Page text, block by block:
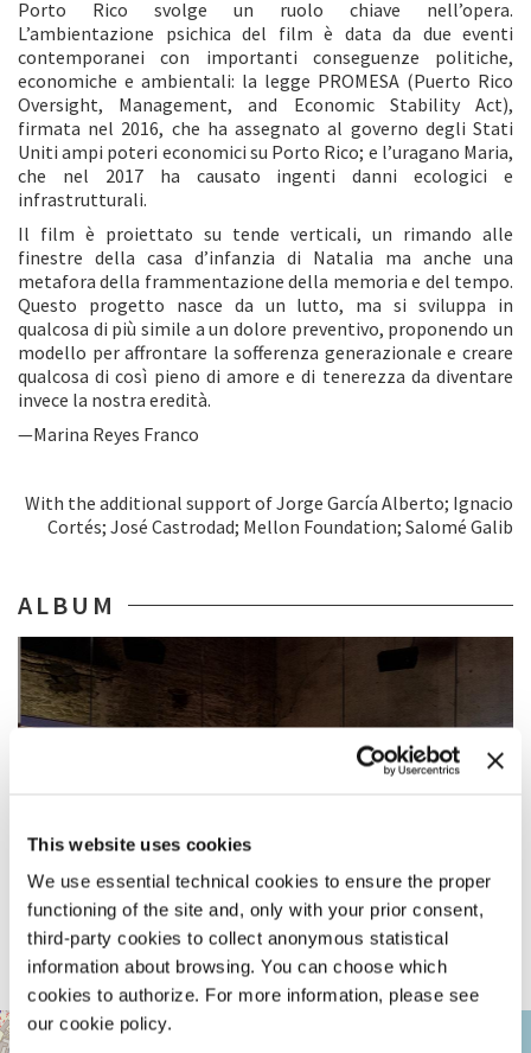
This website uses cookies
We use essential technical cookies to ensure the proper
functioning of the site and, only with your prior consent,
third-party cookies to collect anonymous statistical
information about browsing. You can choose which
cookies to authorize. For more information, please see
our cookie policy.
Porto Rico svolge un ruolo chiave nell’opera.
L’ambientazione psichica del film è data da due eventi
contemporanei con importanti conseguenze politiche,
economiche e ambientali: la legge PROMESA (Puerto Rico
Oversight, Management, and Economic Stability Act),
firmata nel 2016, che ha assegnato al governo degli Stati
Uniti ampi poteri economici su Porto Rico; e l’uragano Maria,
che nel 2017 ha causato ingenti danni ecologici e
infrastrutturali.
Il film è proiettato su tende verticali, un rimando alle
finestre della casa d’infanzia di Natalia ma anche una
metafora della frammentazione della memoria e del tempo.
Questo progetto nasce da un lutto, ma si sviluppa in
qualcosa di più simile a un dolore preventivo, proponendo un
modello per affrontare la sofferenza generazionale e creare
qualcosa di così pieno di amore e di tenerezza da diventare
invece la nostra eredità.
—Marina Reyes Franco
With the additional support of Jorge García Alberto; Ignacio
Cortés; José Castrodad; Mellon Foundation; Salomé Galib
ALBUM
ARSENALE